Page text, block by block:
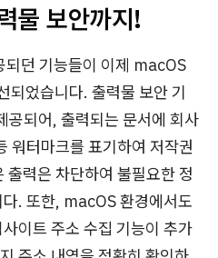
물 보안까지!
던 기능들이 이제 macOS
되었습니다. 출력물 보안 기
되어, 출력되는 문서에 회사
워터마크를 표기하여 저작권
력은 차단하여 불필요한 정
. 또한, macOS 환경에서도
이트 주소 수집 기능이 추가